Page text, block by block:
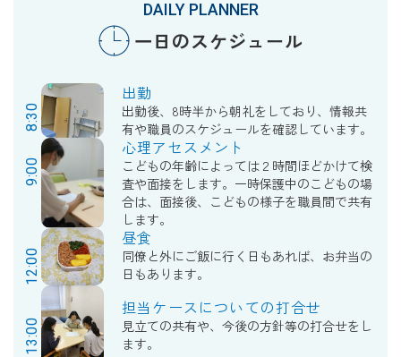
DAILY PLANNER
一日のスケジュール
8:30
出勤
出勤後、8時半から朝礼をしており、情報共
有や職員のスケジュールを確認しています。
9:00
心理アセスメント
こどもの年齢によっては２時間ほどかけて検
査や面接をします。一時保護中のこどもの場
合は、面接後、こどもの様子を職員間で共有
します。
12:00
昼食
同僚と外にご飯に行く日もあれば、お弁当の
日もあります。
13:00
担当ケースについての打合せ
見立ての共有や、今後の方針等の打合せをし
ます。